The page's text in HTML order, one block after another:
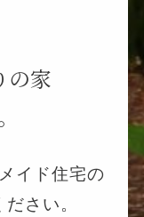
の家
イド住宅の
さい。